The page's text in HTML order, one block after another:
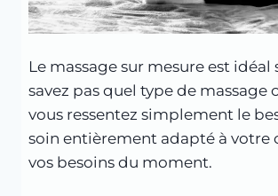
Le massage sur mesure est idéal
savez pas quel type de massage
vous ressentez simplement le
soin entièrement adapté à votre
vos besoins du moment.